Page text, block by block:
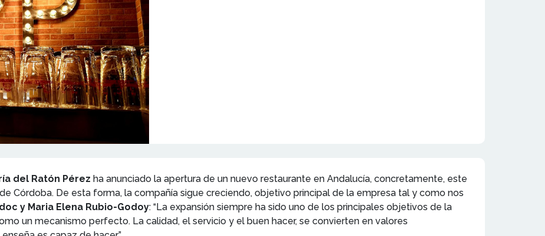
del Ratón Pérez ha anunciado la apertura de un nuevo restaurante en Andalucía, concretamente, este
Córdoba. De esta forma, la compañía sigue creciendo, objetivo principal de la empresa tal y como nos
y Maria Elena Rubio-Godoy: “La expansión siempre ha sido uno de los principales objetivos de la
un mecanismo perfecto. La calidad, el servicio y el buen hacer, se convierten en valores